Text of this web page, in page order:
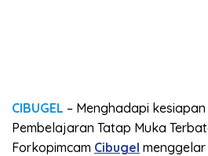
CIBUGEL – Menghadapi
Pembelajaran Tatap Muka
Forkopimcam Cibugel